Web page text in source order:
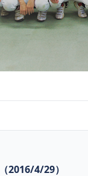
2016/4/29）